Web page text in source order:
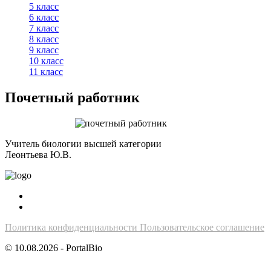
5 класс
6 класс
7 класс
8 класс
9 класс
10 класс
11 класс
Почетный работник
Учитель биологии высшей категории
Леонтьева Ю.В.
Политика конфиденциальности Пользовательское соглашение
© 10.08.2026 - PortalBio